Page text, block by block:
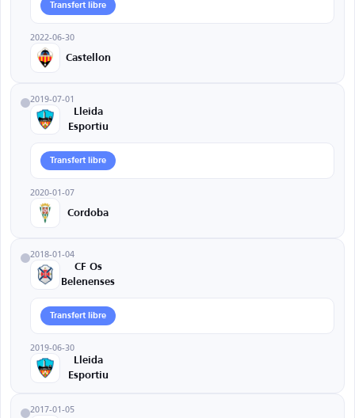
Transfert libre
2022-06-30
Castellon
2019-07-01
Lleida
Esportiu
Transfert libre
2020-01-07
Cordoba
2018-01-04
CF Os
Belenenses
Transfert libre
2019-06-30
Lleida
Esportiu
2017-01-05